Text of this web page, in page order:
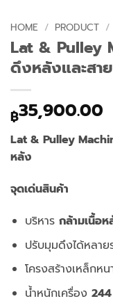
HOME / PRODUCT /
Lat & Pulley
ดึงหลังและสา
฿35,900.00
Lat & Pulley
หลัง
จุดเด่นสินค้า
บริหาร กล้ามเนื้อห
ปรับมุมดึงได้หลาย
โครงสร้างเหล็กหน
น้ำหนักเครื่อง